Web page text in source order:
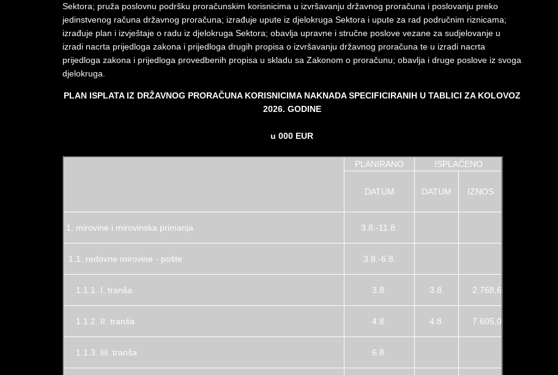
Sektora; pruža poslovnu podršku proračunskim korisnicima u izvršavanju državnog proračuna i poslovanju preko
jedinstvenog računa državnog proračuna; izrađuje upute iz djelokruga Sektora i upute za rad područnim riznicama;
izrađuje plan i izvještaje o radu iz djelokruga Sektora; obavlja upravne i stručne poslove vezane za sudjelovanje u
izradi nacrta prijedloga zakona i prijedloga drugih propisa o izvršavanju državnog proračuna te u izradi nacrta
prijedloga zakona i prijedloga provedbenih propisa u skladu sa Zakonom o proračunu; obavlja i druge poslove iz svoga
djelokruga.
PLAN ISPLATA IZ DRŽAVNOG PRORAČUNA KORISNICIMA NAKNADA SPECIFICIRANIH U TABLICI ZA KOLOVOZ
2026. GODINE
u 000 EUR
PLANIRANO ISPLAĆENO
DATUM DATUM IZNOS
1. mirovine i mirovinska primanja 3.8.-11.8.
1.1. redovne mirovine - pošte 3.8.-6.8.
1.1.1. I. tranša 3.8. 3.8. 2.768,6
1.1.2. II. tranša 4.8. 4.8. 7.605,0
1.1.3. III. tranša 6.8.